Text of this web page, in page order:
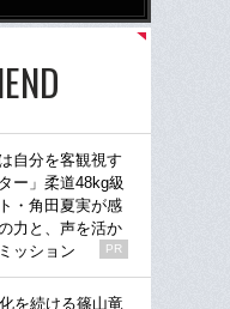
自分を客観視す
ー」柔道48kg級
・角田夏実が感
力と、声を活か
ッション
PR
を続ける篠山竜